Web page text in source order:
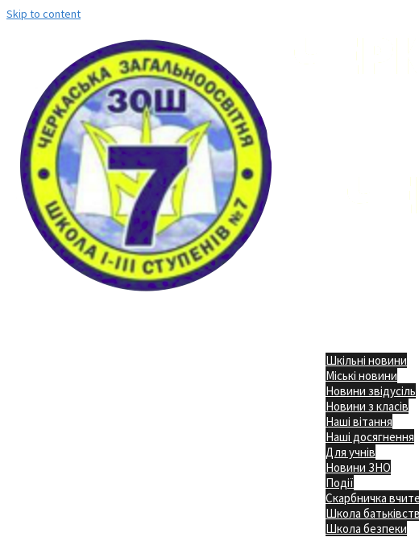
Skip to content
Шкільні новини
Міські новини
Новини звідусіль
Новини з класів
Наші вітання
Наші досягнення
Для учнів
Новини ЗНО
Події
Скарбничка
Школа
Школа безпеки